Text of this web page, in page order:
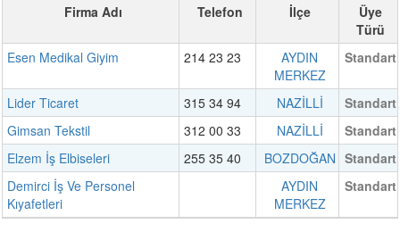
Firma Adı
Telefon İlçe
Üye
Türü
Esen Medikal Giyim
214 23 23
AYDIN
MERKEZ
Standart
Lider Ticaret 315 34 94 NAZİLLİ
Standart
Gimsan Tekstil
312 00 33 NAZİLLİ
Standart
Elzem İş Elbiseleri
255 35 40 BOZDOĞAN Standart
Demirci İş Ve Personel
Kıyafetleri
AYDIN
MERKEZ
Standart